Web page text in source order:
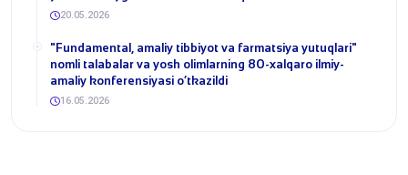
20.05.2026
​"Fundamental, amaliy tibbiyot va farmatsiya yutuqlari"
nomli talabalar va yosh olimlarning 80-xalqaro ilmiy-
amaliy konferensiyasi o‘tkazildi
16.05.2026